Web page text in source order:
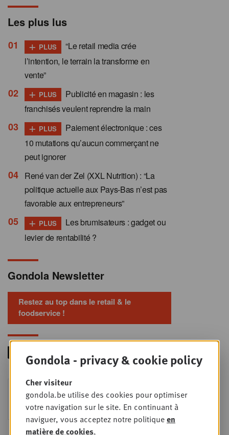
Les plus lus
+ PLUS
“Le retail media crée
l’intention, le terrain la transforme en
vente”
+ PLUS
Publicité en magasin : les
franchisés veulent reprendre la main
+ PLUS
Paiement électronique : ces
10 mutations qu’aucun commerçant ne
peut ignorer
René van der Zel (XXL Nutrition) : “La
politique actuelle aux Pays-Bas n’est pas
favorable aux entrepreneurs”
+ PLUS
Les brumisateurs : gadget ou
levier de rentabilité ?
Gondola Newsletter
Restez au top dans le retail & le
foodservice !
9
SEPT
Foodservice - Joint
business planning
Intro to Negotiation: Succes aan de
onderhandelingstafel is geen toeval!
Gondola - privacy & cookie policy
Cher visiteur
gondola.be utilise des cookies pour optimiser
votre navigation sur le site. En continuant à
naviguer, vous acceptez notre politiqueen
matière de cookies.